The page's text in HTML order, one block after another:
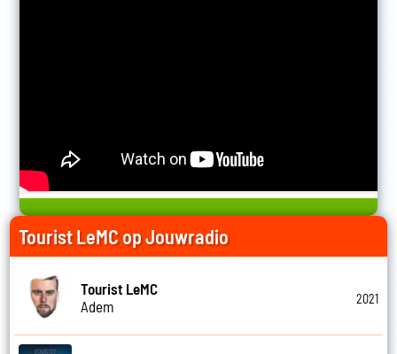
Tourist LeMC op Jouwradio
Tourist LeMC
Adem
2021